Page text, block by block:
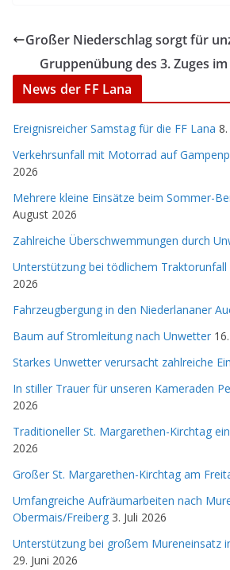
Großer Niederschlag sorgt für
Gruppenübung des 3. Zuges
News der FF Lana
Ereignisreicher Samstag für die FF Lana
Verkehrsunfall mit Motorrad auf
2026
Mehrere kleine Einsätze beim Sommer-
August 2026
Zahlreiche Überschwemmungen durch
Unterstützung bei tödlichem Traktorunfall
2026
Fahrzeugbergung in den Niederlananer
Baum auf Stromleitung nach Unwetter
Starkes Unwetter verursacht zahlreiche
In stiller Trauer für unseren Kameraden
2026
Traditioneller St. Margarethen-Kirchtag
2026
Großer St. Margarethen-Kirchtag am
Umfangreiche Aufräumarbeiten nach
Obermais/Freiberg 3. Juli 2026
Unterstützung bei großem Mureneinsatz
29. Juni 2026